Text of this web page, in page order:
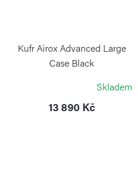
Kufr Airox Advanced Large
Case Black
Skladem
13 890 Kč